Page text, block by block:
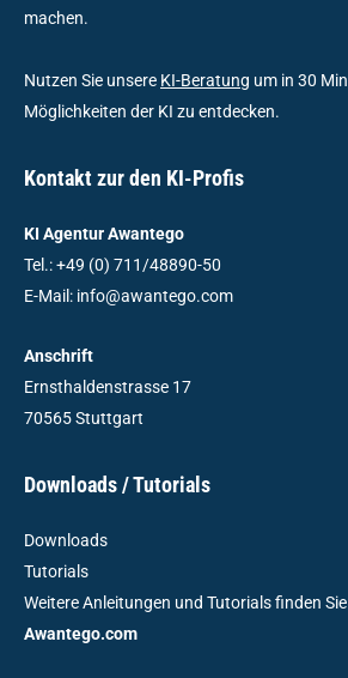
machen.
Nutzen Sie unsere KI-Beratung um in 30
Möglichkeiten der KI zu entdecken.
Kontakt zur den KI-Profis
KI Agentur Awantego
Tel.: +49 (0) 711/48890-50
E-Mail: info@awantego.com
Anschrift
Ernsthaldenstrasse 17
70565 Stuttgart
Downloads / Tutorials
Downloads
Tutorials
Weitere Anleitungen und Tutorials finden
Awantego.com